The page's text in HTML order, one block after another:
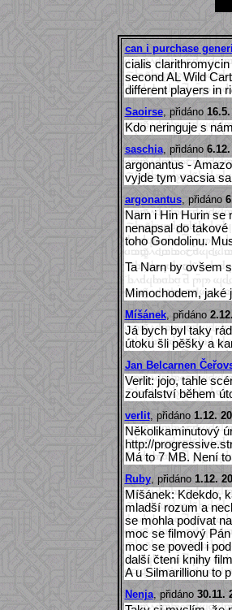
can i purchase
cialis
second AL Wild
different players in
Saoirse, přidáno
Kdo neringuje s
saschia, přidáno
argonantus -
vyjde tym vacsia
argonantus, přidáno
Narn i Hin Hurin se
nenapsal do
toho Gondolinu.
Ta Narn by ovšem
Mimochodem, jaké
Míšánek, přidáno
Já bych byl taky
útoku šli pěšky a
Jan Belcarnen
Verlit: jojo, tahle
zoufalství během
verlit, přidáno 1.12.
Několikaminutový
http://
Má to 7 MB. Není
Ruby, přidáno 1.12.
Míšánek: Kdekdo,
mladší rozum a
se mohla podívat
moc se filmový
moc se povedl i
další čtení knihy
A u Silmarillionu to
Nenja, přidáno 30.11.